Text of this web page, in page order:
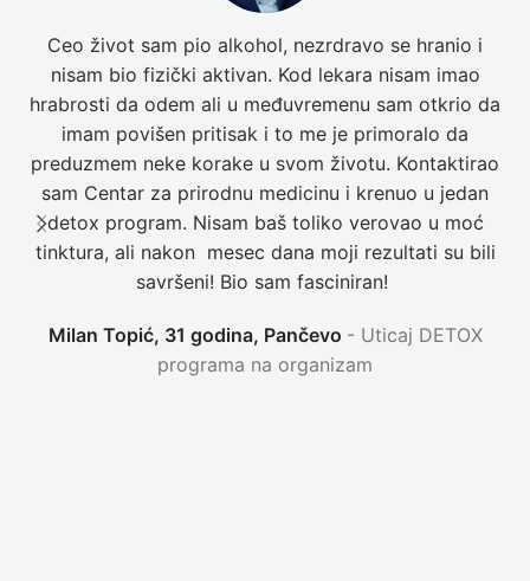
Ceo život sam pio alkohol, nezrdravo se hranio i
nisam bio fizički aktivan. Kod lekara nisam imao
hrabrosti da odem ali u međuvremenu sam otkrio da
imam povišen pritisak i to me je primoralo da
preduzmem neke korake u svom životu. Kontaktirao
sam Centar za prirodnu medicinu i krenuo u jedan
detox program. Nisam baš toliko verovao u moć
tinktura, ali nakon mesec dana moji rezultati su bili
savršeni! Bio sam fasciniran!
Milan Topić, 31 godina, Pančevo
Uticaj DETOX
programa na organizam